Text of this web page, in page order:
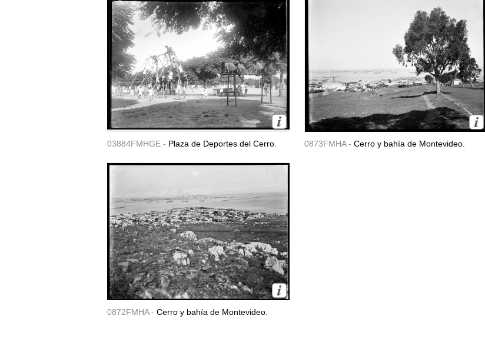
03884FMHGE - Plaza de Deportes del Cerro. 0873FMHA - Cerro y bahía de Montevideo.
0872FMHA - Cerro y bahía de Montevideo.